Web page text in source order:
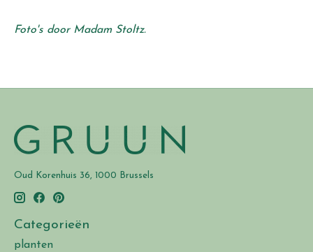
Foto's door Madam Stoltz.
Oud Korenhuis 36, 1000 Brussels
Categorieën
planten